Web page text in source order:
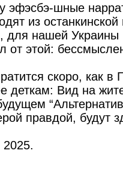
эфэсбэ-шные
из останкинской
для нашей Украины
от этой:
скоро, как в
деткам: Вид на
правдой, будут
2025.